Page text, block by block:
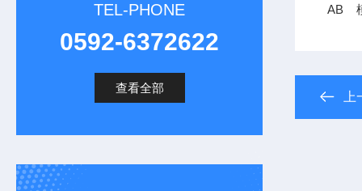
TEL-PHONE
0592-6372622
查看全部
AB